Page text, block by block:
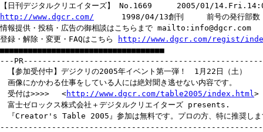
【日刊デジタルクリエイターズ】 No.1669 2005/01/
http://www.dgcr.com/ 1998/04/13創刊 前号の発行部数
情報提供・投稿・広告の御相談はこちらまで mailto:info@dgcr.com
登録・解除・変更・FAQはこちら
http://www.dgcr.com/regist/
■■■■■■■■■■■■■■■■■■■■■■■■■■■■■■■■■■■
---
【参加受付中】デジクリの2005年イベント第一弾！ 1月22日（土）
画像にかかわる仕事をしている人には絶対聞き逃せない内容です。
受付は>>>> <http://www.dgcr.com/table2005/index.html >
富士ゼロックス株式会社＋デジタルクリエイターズ presents.
『Creator's Table 2005』参加は無料です。プロの方、特に推奨しま